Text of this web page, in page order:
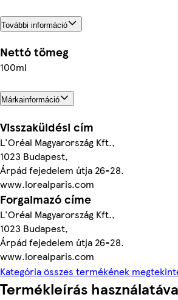
További információ
Nettó tömeg
100ml
Márkainformáció
Visszaküldési cím
L'Oréal Magyarország Kft.,
1023 Budapest,
Árpád fejedelem útja 26-28.
www.lorealparis.com
Forgalmazó címe
L'Oréal Magyarország Kft.,
1023 Budapest,
Árpád fejedelem útja 26-28.
www.lorealparis.com
Kategória összes termékének
Termékleírás